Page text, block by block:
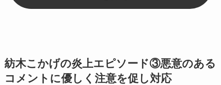
紡木こかげの炎上エピソード③悪意のある
コメントに優しく注意を促し対応